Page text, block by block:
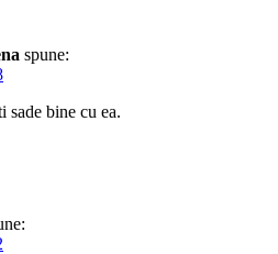
spune:
sade bine cu ea.